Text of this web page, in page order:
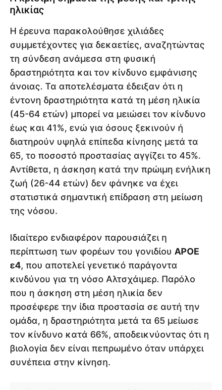
ηλικίας
Η έρευνα παρακολούθησε χιλιάδες
συμμετέχοντες για δεκαετίες, αναζητώντας
τη σύνδεση ανάμεσα στη φυσική
δραστηριότητα και τον κίνδυνο εμφάνισης
άνοιας. Τα αποτελέσματα έδειξαν ότι η
έντονη δραστηριότητα κατά τη μέση ηλικία
(45-64 ετών) μπορεί να μειώσει τον κίνδυνο
έως και 41%, ενώ για όσους ξεκινούν ή
διατηρούν υψηλά επίπεδα κίνησης μετά τα
65, το ποσοστό προστασίας αγγίζει το 45%.
Αντίθετα, η άσκηση κατά την πρώιμη ενήλικη
ζωή (26-44 ετών) δεν φάνηκε να έχει
στατιστικά σημαντική επίδραση στη μείωση
της νόσου.
Ιδιαίτερο ενδιαφέρον παρουσιάζει η
περίπτωση των φορέων του γονιδίου APOE
ε4, που αποτελεί γενετικό παράγοντα
κινδύνου για τη νόσο Αλτσχάιμερ. Παρόλο
που η άσκηση στη μέση ηλικία δεν
προσέφερε την ίδια προστασία σε αυτή την
ομάδα, η δραστηριότητα μετά τα 65 μείωσε
τον κίνδυνο κατά 66%, αποδεικνύοντας ότι η
βιολογία δεν είναι πεπρωμένο όταν υπάρχει
συνέπεια στην κίνηση.